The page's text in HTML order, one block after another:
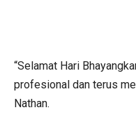
“Selamat Hari
profesional dan terus
Nathan.